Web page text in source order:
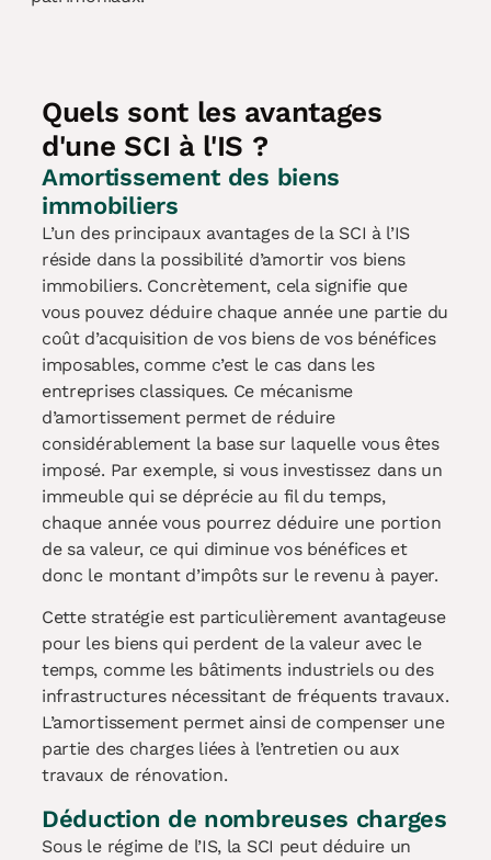
Quels sont les avantages
d'une SCI à l'IS ?
Amortissement des biens
immobiliers
L’un des principaux avantages de la SCI à l’IS
réside dans la possibilité d’amortir vos biens
immobiliers. Concrètement, cela signifie que
vous pouvez déduire chaque année une partie du
coût d’acquisition de vos biens de vos bénéfices
imposables, comme c’est le cas dans les
entreprises classiques. Ce mécanisme
d’amortissement permet de réduire
considérablement la base sur laquelle vous êtes
imposé. Par exemple, si vous investissez dans un
immeuble qui se déprécie au fil du temps,
chaque année vous pourrez déduire une portion
de sa valeur, ce qui diminue vos bénéfices et
donc le montant d’impôts sur le revenu à payer.
Cette stratégie est particulièrement avantageuse
pour les biens qui perdent de la valeur avec le
temps, comme les bâtiments industriels ou des
infrastructures nécessitant de fréquents travaux.
L’amortissement permet ainsi de compenser une
partie des charges liées à l’entretien ou aux
travaux de rénovation.
Déduction de nombreuses charges
Sous le régime de l’IS, la SCI peut déduire un